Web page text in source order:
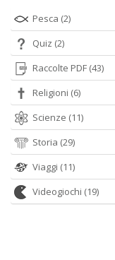
Pesca (2)
Quiz (2)
Raccolte PDF (43)
Religioni (6)
Scienze (11)
Storia (29)
Viaggi (11)
Videogiochi (19)